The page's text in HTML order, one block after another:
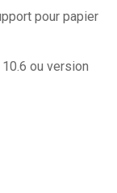
pour papier
ou version